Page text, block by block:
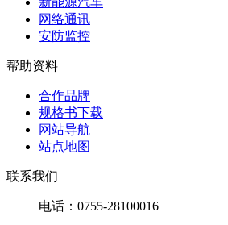
网络通讯
安防监控
帮助资料
合作品牌
规格书下载
网站导航
站点地图
联系我们
电话：0755-28100016